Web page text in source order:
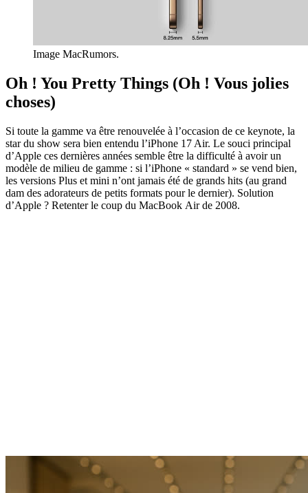
Image MacRumors.
Oh ! You Pretty Things (Oh ! Vous jolies
choses)
Si toute la gamme va être renouvelée à l’occasion de ce keynote, la
star du show sera bien entendu l’iPhone 17 Air. Le souci principal
d’Apple ces dernières années semble être la difficulté à avoir un
modèle de milieu de gamme : si l’iPhone « standard » se vend bien,
les versions Plus et mini n’ont jamais été de grands hits (au grand
dam des adorateurs de petits formats pour le dernier). Solution
d’Apple ? Retenter le coup du MacBook Air de 2008.